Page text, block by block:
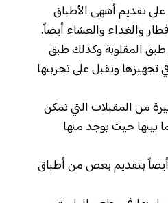
تقديم أشهى الأطباق
والغداء والعشاء أيضاً.
المقلوبة وكذلك طبق
تجهيزها ويقبل على تجربتها
من المقبلات التي تمكن
بينها حيث يوجد منها
بتقديم بعض من أطباق